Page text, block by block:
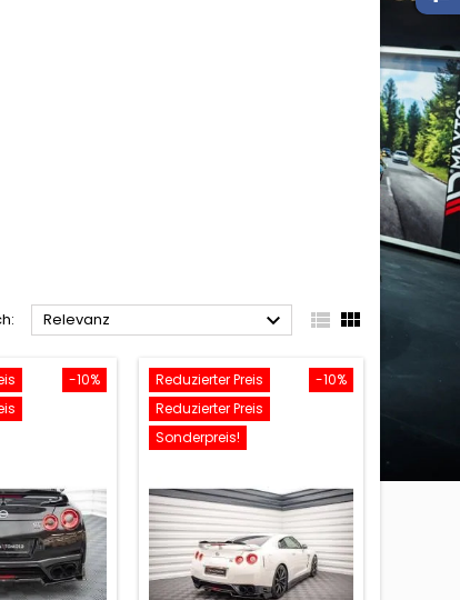
Relevanz   
-10% -10%
Reduzierter Preis
Reduzierter Preis
Sonderpreis!